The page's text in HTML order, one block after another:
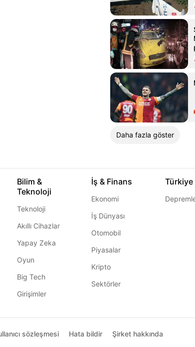
Daha fazla göster
Bilim &
Teknoloji
Teknoloji
Akıllı Cihazlar
Yapay Zeka
Oyun
Big Tech
Girişimler
İş & Finans
Ekonomi
İş Dünyası
Otomobil
Piyasalar
Kripto
Sektörler
Türkiye
sözleşmesi Hata bildir Şirket hakkında